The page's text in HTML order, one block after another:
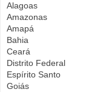
Alagoas
Amazonas
Amapá
Bahia
Ceará
Distrito Federal
Espírito Santo
Goiás